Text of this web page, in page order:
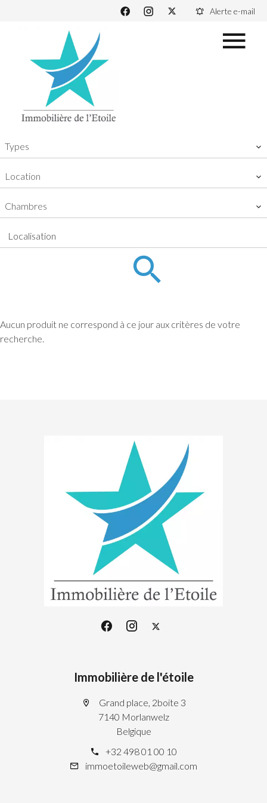
Alerte e-mail
Types
Location
Chambres
Localisation
Aucun produit ne correspond à ce jour aux critères de votre
recherche.
Immobilière de l'étoile
Grand place, 2boite 3
7140 Morlanwelz
Belgique
+32 498 01 00 10
immoetoileweb@gmail.com